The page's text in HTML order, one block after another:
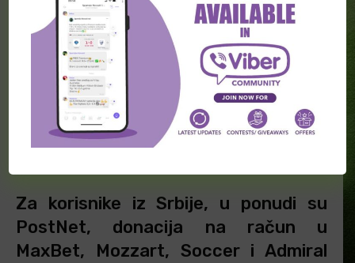
NAČINI DONIRANJA:
Ukoliko želite da postanete naš
Premium korisnik, javite nam se na e-
mailsportinfonovosti@gmail.com
navodeći iz koje ste države i koji
Za korisnike iz Srbije, u ponudi su
PostNet, donacija na račun u
MaxBet, Mozzart, Soccer i Admiral